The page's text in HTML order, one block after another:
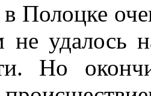
Полоцке
не удалось
Но